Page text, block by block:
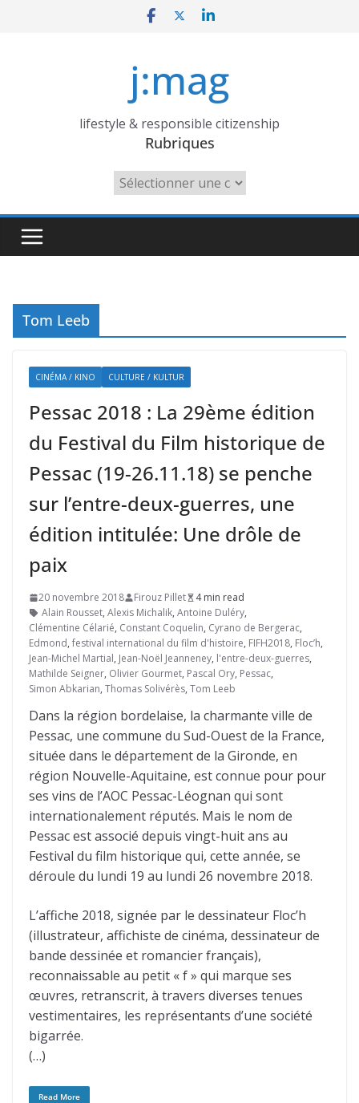
j:mag
lifestyle & responsible citizenship
Rubriques
Rubriques
Tom Leeb
CINÉMA / KINO CULTURE / KULTUR
Pessac 2018 : La 29ème édition
du Festival du Film historique de
Pessac (19-26.11.18) se penche
sur l’entre-deux-guerres, une
édition intitulée: Une drôle de
paix
20 novembre 2018 Firouz Pillet
4 min read
Alain Rousset, Alexis Michalik, Antoine Duléry,
Clémentine Célarié, Constant Coquelin, Cyrano de Bergerac,
Edmond, festival international du film d'histoire, FIFH2018, Floc’h,
Jean-Michel Martial, Jean-Noël Jeanneney, l'entre-deux-guerres,
Mathilde Seigner, Olivier Gourmet, Pascal Ory, Pessac,
Simon Abkarian, Thomas Solivérès, Tom Leeb
Dans la région bordelaise, la charmante ville de
Pessac, une commune du Sud-Ouest de la France,
située dans le département de la Gironde, en
région Nouvelle-Aquitaine, est connue pour pour
ses vins de l’AOC Pessac-Léognan qui sont
internationalement réputés. Mais le nom de
Pessac est associé depuis vingt-huit ans au
Festival du film historique qui, cette année, se
déroule du lundi 19 au lundi 26 novembre 2018.
L’affiche 2018, signée par le dessinateur Floc’h
(illustrateur, affichiste de cinéma, dessinateur de
bande dessinée et romancier français),
reconnaissable au petit « f » qui marque ses
œuvres, retranscrit, à travers diverses tenues
vestimentaires, les représentants d’une société
bigarrée.
(…)
Read More